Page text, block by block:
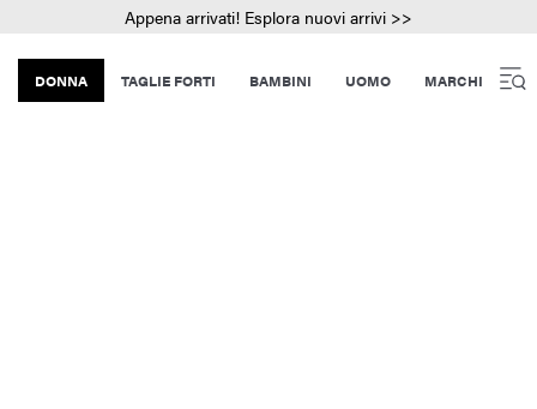
Appena arrivati! Esplora nuovi arrivi >>
DONNA TAGLIE FORTI BAMBINI UOMO MARCHI